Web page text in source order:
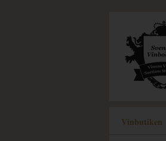
Vinbutiken